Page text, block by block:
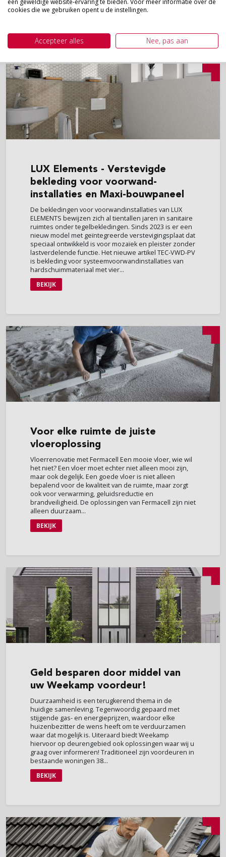
pand. Men verwacht dat 75% van de gebouwen...
LUX Elements - Verstevigde
bekleding voor voorwand­
installaties en Maxi-bouwpaneel
De bekledingen voor voorwandinstallaties van LUX
ELEMENTS bewijzen zich al tientallen jaren in sanitaire
ruimtes onder tegelbekledingen. Sinds 2023 is er een
nieuw model met geïntegreerde verstevigingsplaat dat
speciaal ontwikkeld is voor mozaïek en pleister zonder
lastverdelende functie. Het nieuwe artikel TEC-VWD-PV
is bekleding voor systeemvoorwandinstallaties van
hardschuimmateriaal met vier...
BEKIJK
Voor elke ruimte de juiste
vloeroplossing
Vloerrenovatie met Fermacell Een mooie vloer, wie wil
het niet? Een vloer moet echter niet alleen mooi zijn,
maar ook degelijk. Een goede vloer is niet alleen
bepalend voor de kwaliteit van de ruimte, maar zorgt
ook voor verwarming, geluidsreductie en
brandveiligheid. De oplossingen van Fermacell zijn niet
alleen duurzaam...
BEKIJK
Geld besparen door middel van
uw Weekamp voordeur!
Duurzaamheid is een terugkerend thema in de
huidige samenleving. Tegenwoordig gepaard met
stijgende gas- en energieprijzen, waardoor elke
huizenbezitter de wens heeft om te verduurzamen
waar dat mogelijk is. Uiteraard biedt Weekamp
hiervoor op deurengebied ook oplossingen waar wij u
graag over informeren! Traditioneel zijn voordeuren in
bestaande woningen 38...
BEKIJK
een geweldige website-ervaring te bieden. Voor meer informatie over de
cookies die we gebruiken opent u de instellingen.
Accepteer alles Nee, pas aan